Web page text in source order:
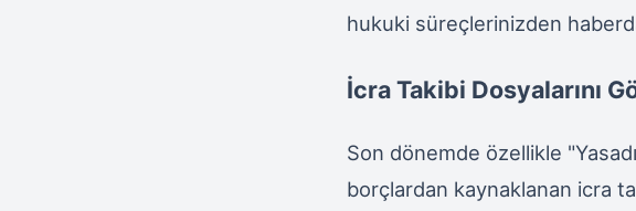
hukuki süreçlerinizden
İcra Takibi Dosyalarını
Son dönemde özellikle
borçlardan kaynaklanan icra